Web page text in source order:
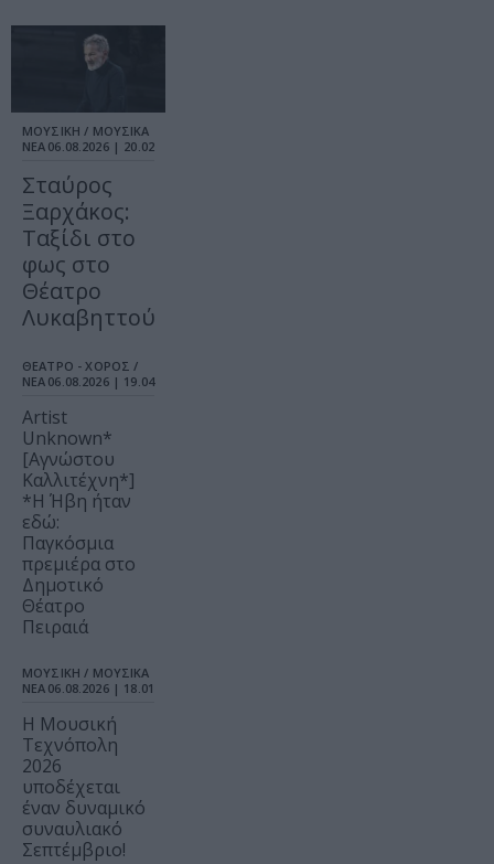
ΜΟΥΣΙΚΗ / ΜΟΥΣΙΚΑ
ΝΕΑ 06.08.2026 | 20.02
Σταύρος
Ξαρχάκος:
Ταξίδι στο
φως στο
Θέατρο
Λυκαβηττού
ΘΕΑΤΡΟ - ΧΟΡΟΣ /
ΝΕΑ 06.08.2026 | 19.04
Artist
Unknown*
[Αγνώστου
Καλλιτέχνη*]
*Η Ήβη ήταν
εδώ:
Παγκόσμια
πρεμιέρα στο
Δημοτικό
Θέατρο
Πειραιά
ΜΟΥΣΙΚΗ / ΜΟΥΣΙΚΑ
ΝΕΑ 06.08.2026 | 18.01
Η Μουσική
Τεχνόπολη
2026
υποδέχεται
έναν δυναμικό
συναυλιακό
Σεπτέμβριο!